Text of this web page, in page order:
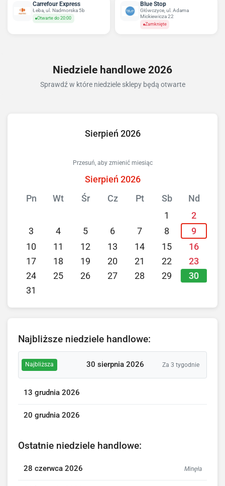
Carrefour Express
Łeba, ul. Nadmorska 5b
Otwarte do 20:00
Blue Stop
Główczyce, ul. Adama
Mickiewicza 22
Zamknięte
Niedziele handlowe 2026
Sprawdź w które niedziele sklepy będą otwarte
Sierpień 2026
Przesuń, aby zmienić miesiąc
Sierpień 2026
Pn
Wt Śr Cz Pt Sb
Nd
1
2
3
4 5 6 7 8
9
10
11 12 13 14 15
16
17
18 19 20 21 22
23
24
25 26 27 28 29 30
31
Najbliższe niedziele handlowe:
Najbliższa 30 sierpnia 2026 Za 3 tygodnie
13 grudnia 2026
20 grudnia 2026
Ostatnie niedziele handlowe:
28 czerwca 2026 Minęła